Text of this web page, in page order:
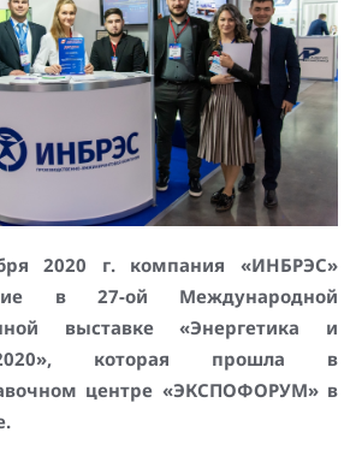
электроснабжения
кВ
защиты и автоматики
об аварийных событиях
емкостных токов
фидера
2020 г. компания «ИНБРЭС»
в 27-ой Международной
выставке «Энергетика и
2020», которая прошла в
центре «ЭКСПОФОРУМ» в